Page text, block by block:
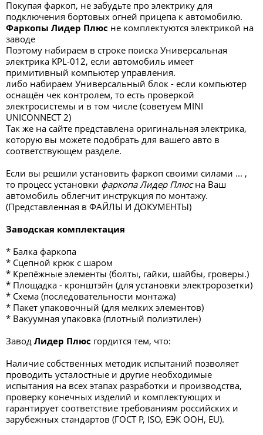
Покупая фаркоп, не забудьте про электрику для
подключения бортовых огней прицепа к автомобилю.
Фаркопы Лидер Плюс не комплектуются электрикой на
заводе
Поэтому набираем в строке поиска Универсальная
электрика KPL-012, если автомобиль имеет
примитивный компьютер управления.
либо набираем Универсальный блок - если компьютер
оснащён чек контролем, то есть проверкой
электросистемы и в том числе (советуем MINI
UNICONNECT 2)
Так же на сайте представлена оригинальная электрика,
которую вы можете подобрать для вашего авто в
соответствующем разделе.
Если вы решили установить фаркоп своими силами ... ,
то процесс установки фаркопа Лидер Плюсна Ваш
автомобиль облегчит инструкция по монтажу.
(Представленная в ФАЙЛЫ И ДОКУМЕНТЫ)
Заводская комплектация
* Балка фаркопа
* Сцепной крюк с шаром
* Крепёжные элементы (болты, гайки, шайбы, гроверы.)
* Площадка - кронштэйн (для установки электророзетки)
* Схема (последовательности монтажа)
* Пакет упаковочный (для мелких элементов)
* Вакуумная упаковка (плотный полиэтилен)
Завод Лидер Плюс гордится тем, что:
Наличие собственных методик испытаний позволяет
проводить усталостные и другие необходимые
испытания на всех этапах разработки и производства,
проверку конечных изделий и комплектующих и
гарантирует соответствие требованиям российских и
зарубежных стандартов (ГОСТ Р, ISO, ЕЭК ООН, EU).